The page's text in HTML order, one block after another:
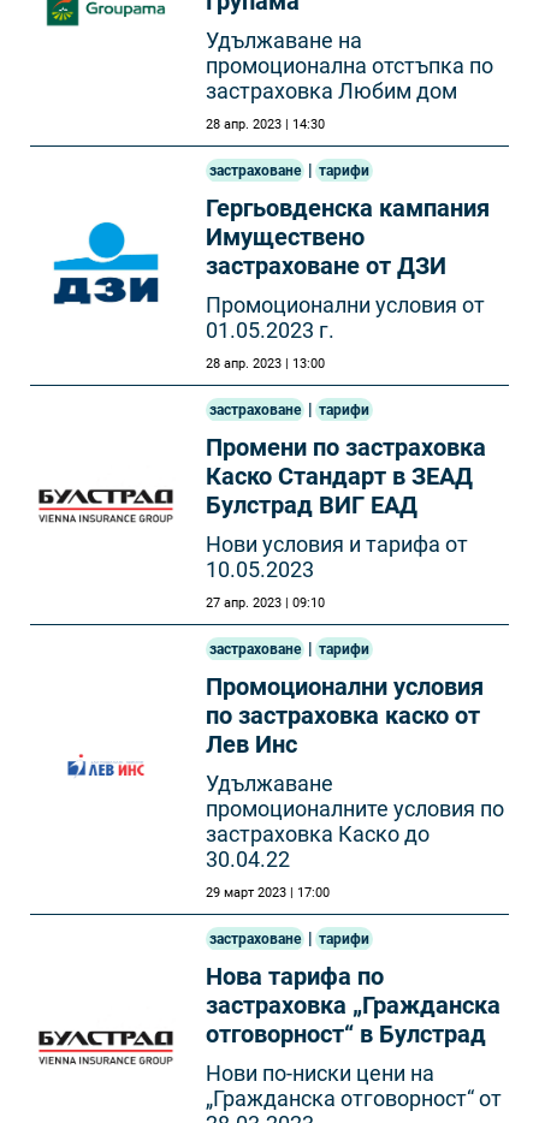
Удължаване на
промоционална отстъпка по
застраховка Любим дом
28 апр. 2023 | 14:30
застраховане | тарифи
Гергьовденска кампания
Имуществено
застраховане от ДЗИ
Промоционални условия от
01.05.2023 г.
28 апр. 2023 | 13:00
застраховане | тарифи
Промени по застраховка
Каско Стандарт в ЗЕАД
Булстрад ВИГ ЕАД
Нови условия и тарифа от
10.05.2023
27 апр. 2023 | 09:10
застраховане | тарифи
Промоционални условия
по застраховка каско от
Лев Инс
Удължаване
промоционалните условия по
застраховка Каско до
30.04.22
29 март 2023 | 17:00
застраховане | тарифи
Нова тарифа по
застраховка „Гражданска
отговорност“ в Булстрад
Нови по-ниски цени на
„Гражданска отговорност“ от